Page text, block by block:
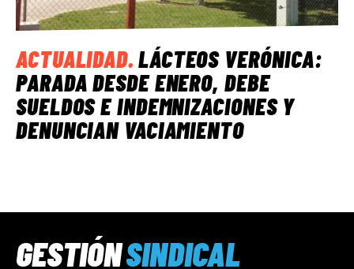
ACTUALIDAD.LÁCTEOS VERÓNICA:
PARADA DESDE ENERO, DEBE
SUELDOS E INDEMNIZACIONES Y
DENUNCIAN VACIAMIENTO
GESTIÓNSINDICAL